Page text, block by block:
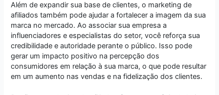
Além de expandir sua base de clientes, o marketing de
afiliados também pode ajudar a fortalecer a imagem da sua
marca no mercado. Ao associar sua empresa a
influenciadores e especialistas do setor, você reforça sua
credibilidade e autoridade perante o público. Isso pode
gerar um impacto positivo na percepção dos
consumidores em relação à sua marca, o que pode resultar
em um aumento nas vendas e na fidelização dos clientes.